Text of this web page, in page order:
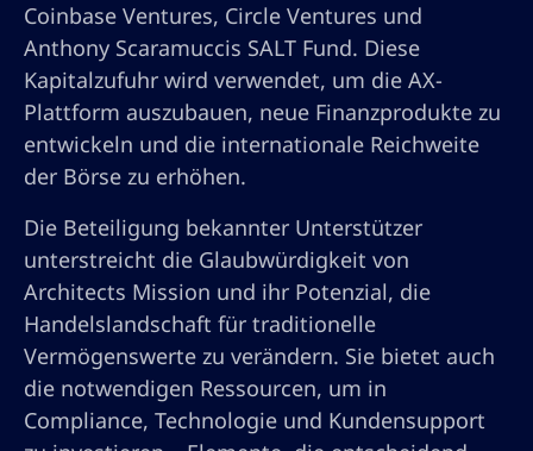
Coinbase Ventures, Circle Ventures und
Anthony Scaramuccis SALT Fund. Diese
Kapitalzufuhr wird verwendet, um die AX-
Plattform auszubauen, neue Finanzprodukte zu
entwickeln und die internationale Reichweite
der Börse zu erhöhen.
Die Beteiligung bekannter Unterstützer
unterstreicht die Glaubwürdigkeit von
Architects Mission und ihr Potenzial, die
Handelslandschaft für traditionelle
Vermögenswerte zu verändern. Sie bietet auch
die notwendigen Ressourcen, um in
Compliance, Technologie und Kundensupport